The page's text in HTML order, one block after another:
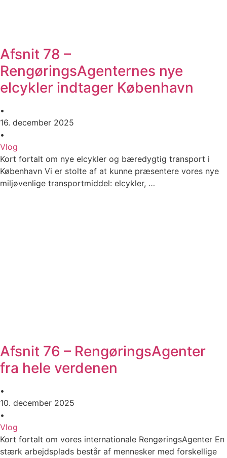
Afsnit 78 –
RengøringsAgenternes nye
elcykler indtager København
•
16. december 2025
•
Vlog
Kort fortalt om nye elcykler og bæredygtig transport i
København Vi er stolte af at kunne præsentere vores nye
miljøvenlige transportmiddel: elcykler, …
Afsnit 76 – RengøringsAgenter
fra hele verdenen
•
10. december 2025
•
Vlog
Kort fortalt om vores internationale RengøringsAgenter En
stærk arbejdsplads består af mennesker med forskellige